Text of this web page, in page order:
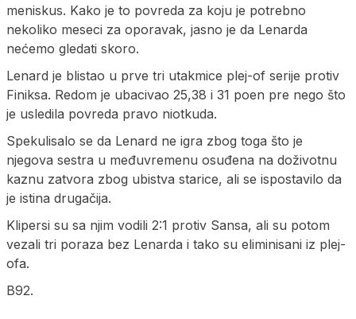
meniskus. Kako je to povreda za koju je potrebno
nekoliko meseci za oporavak, jasno je da Lenarda
nećemo gledati skoro.
Lenard je blistao u prve tri utakmice plej-of serije protiv
Finiksa. Redom je ubacivao 25,38 i 31 poen pre nego što
je usledila povreda pravo niotkuda.
Spekulisalo se da Lenard ne igra zbog toga što je
njegova sestra u međuvremenu osuđena na doživotnu
kaznu zatvora zbog ubistva starice, ali se ispostavilo da
je istina drugačija.
Klipersi su sa njim vodili 2:1 protiv Sansa, ali su potom
vezali tri poraza bez Lenarda i tako su eliminisani iz plej-
ofa.
B92.